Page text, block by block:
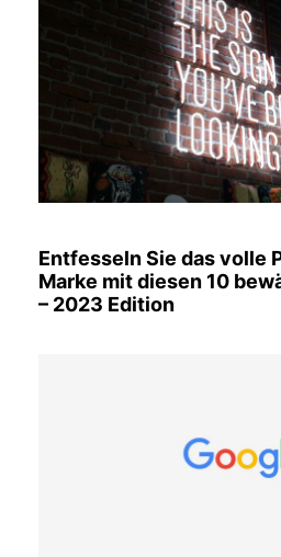
Entfesseln Sie das volle
Marke mit diesen 10
– 2023 Edition